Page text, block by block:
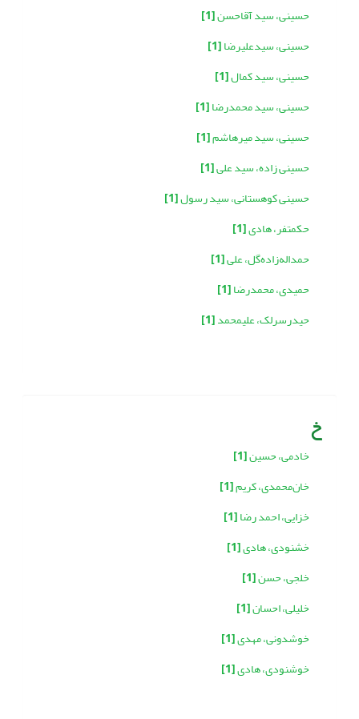
حسینی، سید آقاحسن[1]
حسینی، سیدعلیرضا[1]
حسینی، سید کمال[1]
حسینی، سید محمدرضا[1]
حسینی، سید میرهاشم[1]
حسینی زاده، سید علی[1]
حسینی کوهستانی، سید رسول[1]
حکمتفر، هادی[1]
حمداله‌زاده‌گل، علی[1]
حمیدی، محمدرضا[1]
حیدرسرلک، علیمحمد[1]
خ
خادمی، حسین[1]
خان‌محمدی، کریم[1]
خزایی، احمد رضا[1]
خشنودی، هادی[1]
خلجی، حسن[1]
خلیلی، احسان[1]
خوشدونی، مهدی[1]
خوشنودی، هادی[1]